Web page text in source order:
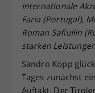
internationale
Faria (Portugal),
Roman Safiullin
starken
Sandro Kopp
Tages zunächst
Auftakt. Der